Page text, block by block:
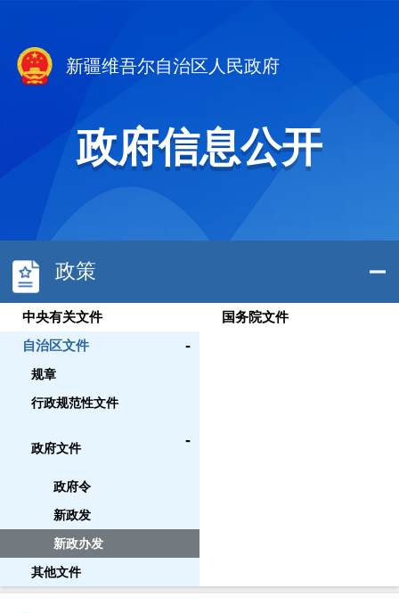
新疆维吾尔自治区人民政府
政府信息公开
政策
中央有关文件
国务院文件
自治区文件
-
规章
行政规范性文件
政府文件 -
政府令
新政发
新政办发
其他文件